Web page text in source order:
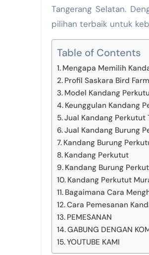
Tangerang Selatan.
pilihan terbaik untuk
Table of Contents
Mengapa Memilih
Profil Saskara Bird Farm
Model Kandang
Keunggulan Kandang
Jual Kandang Perkutut
Jual Kandang Burung
Kandang Burung
Kandang Perkutut
Kandang Burung
Kandang Perkutut
Bagaimana Cara
Cara Pemesanan
PEMESANAN
GABUNG DENGAN
YOUTUBE KAMI